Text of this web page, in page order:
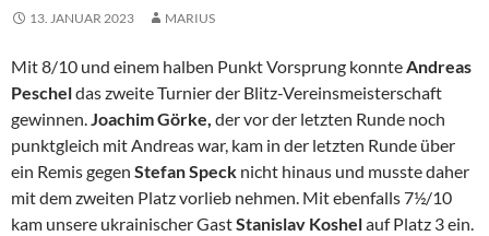
13. JANUAR 2023 MARIUS
Mit 8/10 und einem halben Punkt Vorsprung konnteAndreas
Pescheldas zweite Turnier der Blitz-Vereinsmeisterschaft
gewinnen.Joachim Görke, der vor der letzten Runde noch
punktgleich mit Andreas war, kam in der letzten Runde über
ein Remis gegen Stefan Speck nicht hinaus und musste daher
mit dem zweiten Platz vorlieb nehmen. Mit ebenfalls 7½/10
kam unsere ukrainischer GastStanislav Koshelauf Platz 3 ein.